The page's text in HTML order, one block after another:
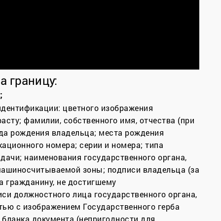
границу:
цветного изображения
фамилии, собственного имя, отчества (при
рождения владельца; места рождения
номера; серии и номера; типа
наименования государственного органа,
зоны; подписи владельца (за
гражданину, не достигшему
должностного лица государственного органа,
с изображением Государственного герба
документа (непригодности для